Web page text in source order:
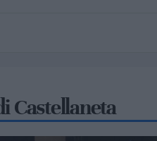
Castellaneta